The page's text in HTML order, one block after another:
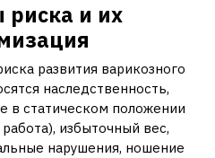
и их
развития варикозного
наследственность,
в статическом положении
избыточный вес,
нарушения, ношение